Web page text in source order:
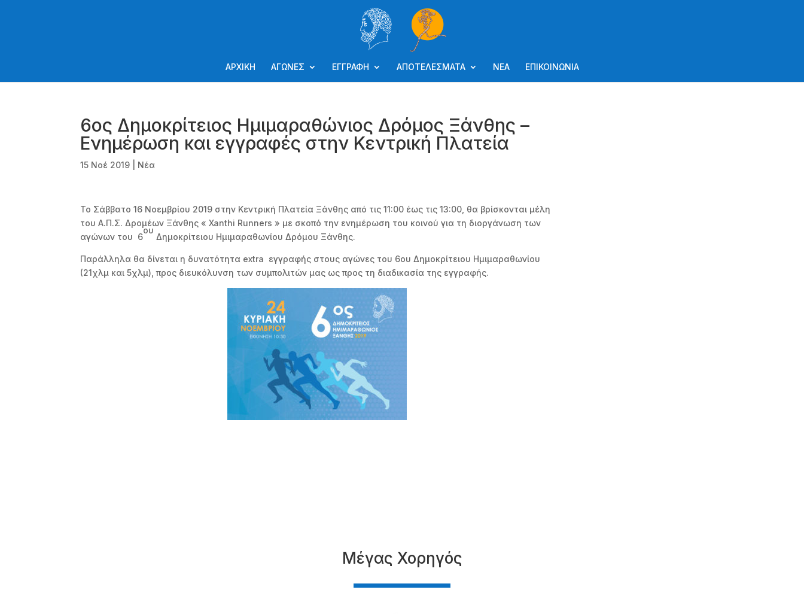
ΑΡΧΙΚΗ ΑΓΩΝΕΣ ΕΓΓΡΑΦΗ ΑΠΟΤΕΛΕΣΜΑΤΑ ΝΕΑ ΕΠΙΚΟΙΝΩΝΙΑ
6ος Δημοκρίτειος Ημιμαραθώνιος Δρόμος Ξάνθης –
Ενημέρωση και εγγραφές στην Κεντρική Πλατεία
15 Νοέ 2019 Νέα
Το Σάββατο 16 Νοεμβρίου 2019 στην Κεντρική Πλατεία Ξάνθης από τις 11:00 έως τις 13:00, θα βρίσκονται μέλη
του Α.Π.Σ. Δρομέων Ξάνθης « Xanthi Runners » με σκοπό την ενημέρωση του κοινού για τη διοργάνωση των
αγώνων του 6
ου
Δημοκρίτειου Ημιμαραθωνίου Δρόμου Ξάνθης.
Παράλληλα θα δίνεται η δυνατότητα extra εγγραφής στους αγώνες του 6ου Δημοκρίτειου Ημιμαραθωνίου
(21χλμ και 5χλμ), προς διευκόλυνση των συμπολιτών μας ως προς τη διαδικασία της εγγραφής.
Μέγας Χορηγός